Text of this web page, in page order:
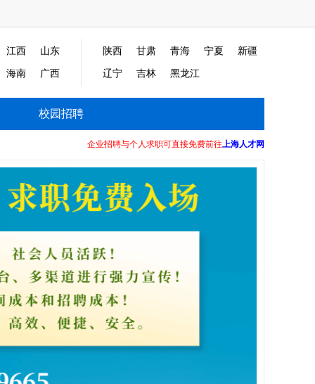
江西 山东
海南 广西
陕西 甘肃 青海 宁夏 新疆
辽宁 吉林 黑龙江
校园招聘
企业招聘与个人求职可直接免费前往上海人才网